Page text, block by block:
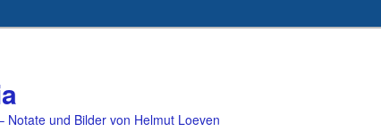
Notate und Bilder von Helmut Loeven